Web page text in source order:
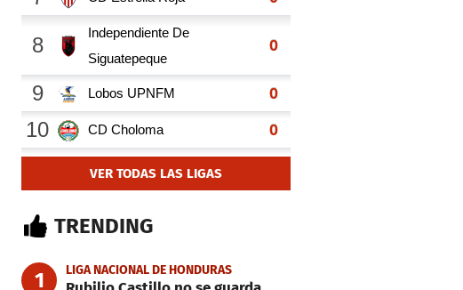
VER TODAS LAS LIGAS
TRENDING
1 LIGA NACIONAL DE HONDURAS